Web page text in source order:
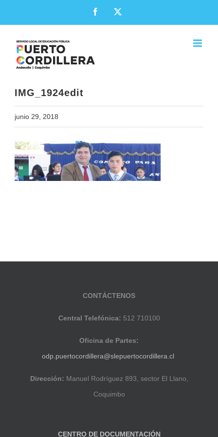
Facebook
IMG_1924edit
junio 29, 2018
CONTÁCTENOS
Central Telefónica: 512 710100
Oficina de Partes:
odp.puertocordillera@slepuertocordillera.cl
Dirección: Manuel Rodríguez 893, sector El Llano,
Coquimbo
CENTRO DE DOCUMENTACIÓN